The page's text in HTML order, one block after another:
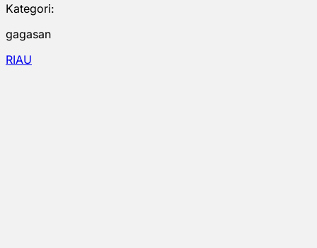
Kategori:
gagasan
RIAU